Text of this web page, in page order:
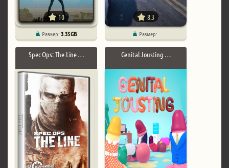
10
Размер:3.35 GB
8.3
Размер:
Spec Ops: The Line … Genital Jousting …